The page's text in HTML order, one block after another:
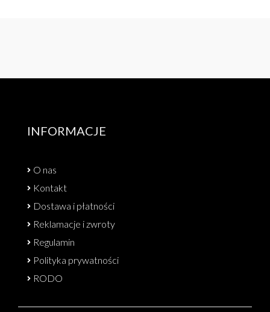
INFORMACJE
O nas
Kontakt
Dostawa i płatności
Reklamacje i zwroty
Regulamin
Polityka prywatności
RODO